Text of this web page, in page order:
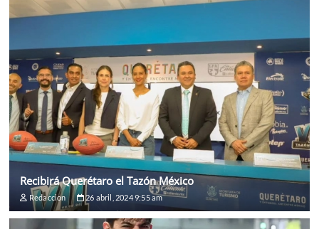
Recibirá Querétaro el Tazón México
Redaccion 26 abril, 2024 9:55 am